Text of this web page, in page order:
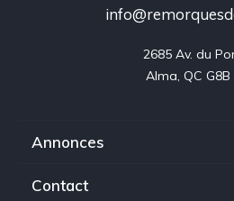
2685 Av. du
Alma, QC G8B
Annonces
Contact